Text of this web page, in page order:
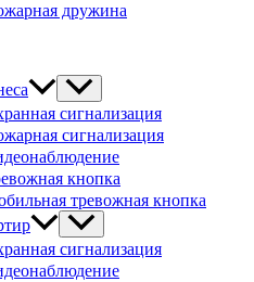
дружина
сигнализация
сигнализация
кнопка
тревожная кнопка
сигнализация